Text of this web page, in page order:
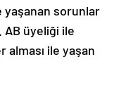
yaşanan sorunlar
AB üyeliği ile
alması ile yaşan